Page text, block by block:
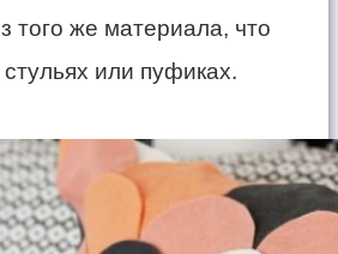
того же материала, что
или пуфиках.